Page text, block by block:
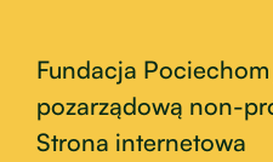
Fundacja
pozarządową non-
Strona internetowa